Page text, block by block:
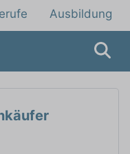
Ausbildung